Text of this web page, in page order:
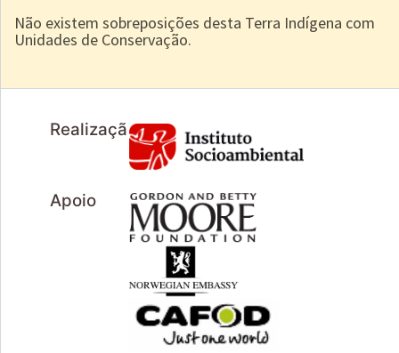
Não existem sobreposições desta Terra Indígena com
Unidades de Conservação.